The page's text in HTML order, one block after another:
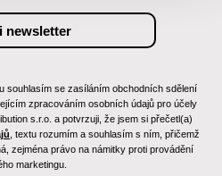
souhlasím se zasíláním obchodních sdělení
zpracováním osobních údajů pro účely
s.r.o. a potvrzuji, že jsem si přečetl(a)
, textu rozumím a souhlasím s ním, přičemž
zejména právo na námitky proti provádění
marketingu.